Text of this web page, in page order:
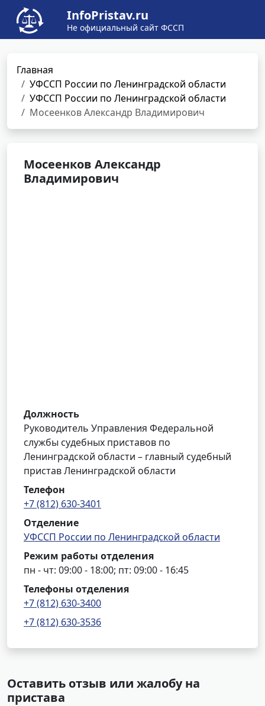
InfoPristav.ru
Не официальный сайт ФССП
Главная
УФССП России по Ленинградской области
УФССП России по Ленинградской области
Мосеенков Александр Владимирович
Мосеенков Александр
Владимирович
Должность
Руководитель Управления Федеральной
службы судебных приставов по
Ленинградской области – главный судебный
пристав Ленинградской области
Телефон
+7 (812) 630-3401
Отделение
УФССП России по Ленинградской области
Режим работы отделения
пн - чт: 09:00 - 18:00; пт: 09:00 - 16:45
Телефоны отделения
+7 (812) 630-3400
+7 (812) 630-3536
Оставить отзыв или жалобу на
пристава